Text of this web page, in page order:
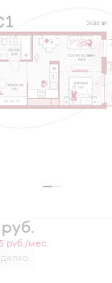
руб.
руб./мес.